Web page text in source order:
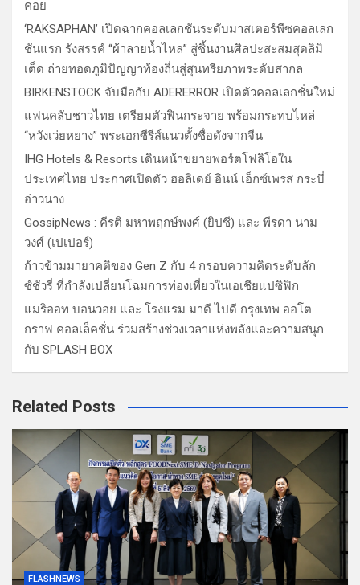
คอย
‘RAKSAPHAN’ เปิดฉากคอลเลกชันระดับมาสเตอร์พีซคอลเลก
ชันแรก รังสรรค์ “ผ้าลายน้ำไหล” สู่ชิ้นงานศิลปะสะสมสุดลิมิ
เต็ด ถ่ายทอดภูมิปัญญาท้องถิ่นสู่สุนทรียภาพระดับสากล
BIRKENSTOCK จับมือกับ ADERERROR เปิดตัวคอลเลกชั่นใหม่
แฟนคลับชาวไทย เตรียมตัวฟินกระจาย พร้อมกระทบไหล่
“หวังเว่ยหยาง” พระเอกซีรีส์แนวตั้งชื่อดังจากจีน
IHG Hotels & Resorts เดินหน้าขยายพอร์ตโฟลิโอใน
ประเทศไทย ประกาศเปิดตัว ฮอลิเดย์ อินน์ เอ็กซ์เพรส กระบี่
อ่าวนาง
GossipNews : คีรติ มหาพฤกษ์พงศ์ (ยิปซี) และ พีรดา นาม
วงศ์ (เปเปอร์)
ก้าวข้ามมายาคติของ Gen Z กับ 4 กรอบความคิดระดับลัก
ซ์ชัวรี่ ที่กำลังเปลี่ยนโฉมการท่องเที่ยวในเอเชียแปซิฟิก
แมริออท บอนวอย และ โรงแรม มาดี ไปดี กรุงเทพ ออโต
กราฟ คอลเล็คชั่น ร่วมสร้างช่วงเวลาแห่งพลังและความสนุก
กับ SPLASH BOX
Related Posts
FLASHNEWS